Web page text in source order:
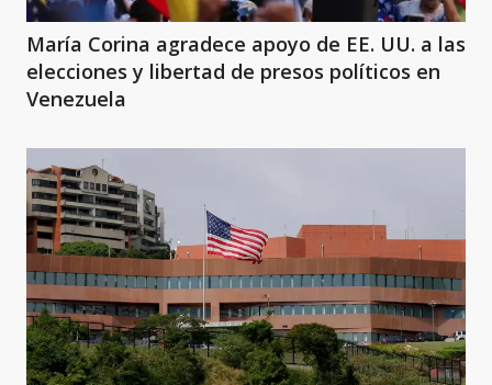
María Corina agradece apoyo de EE. UU. a las
elecciones y libertad de presos políticos en
Venezuela